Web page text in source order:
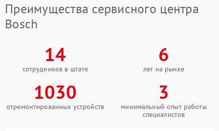
Преимущества сервисного центра
Bosch
14
сотрудников в штате
6
лет на рынке
1030
отремонтированных устройств
3
минимальный опыт работы
специалистов